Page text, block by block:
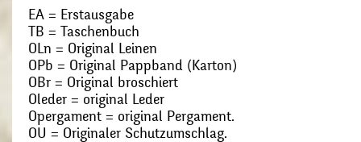
EA = Erstausgabe
TB = Taschenbuch
OLn = Original Leinen
OPb = Original Pappband (Karton)
OBr = Original broschiert
Oleder = original Leder
Opergament = original Pergament.
OU = Originaler Schutzumschlag.